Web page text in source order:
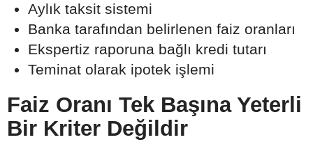
Aylık taksit sistemi
Banka tarafından belirlenen faiz oranları
Ekspertiz raporuna bağlı kredi tutarı
Teminat olarak ipotek işlemi
Faiz Oranı Tek Başına Yeterli
Bir Kriter Değildir